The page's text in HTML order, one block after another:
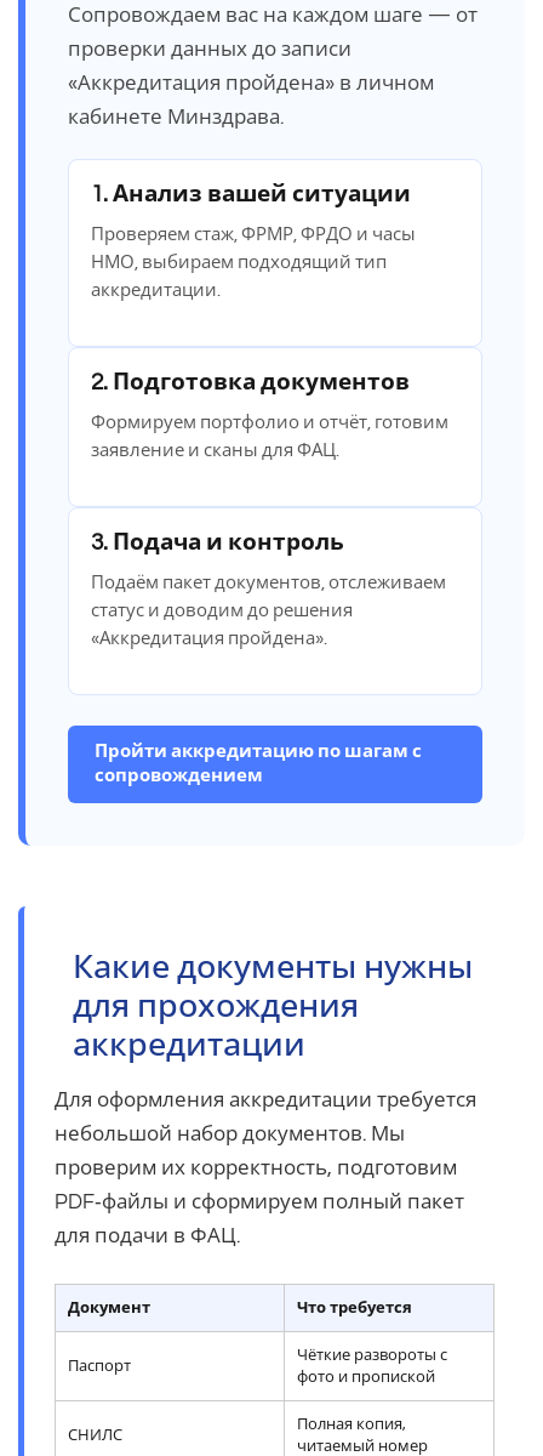
Сопровождаем вас на каждом шаге — от
проверки данных до записи
«Аккредитация пройдена» в личном
кабинете Минздрава.
1. Анализ вашей ситуации
Проверяем стаж, ФРМР, ФРДО и часы
НМО, выбираем подходящий тип
аккредитации.
2. Подготовка документов
Формируем портфолио и отчёт, готовим
заявление и сканы для ФАЦ.
3. Подача и контроль
Подаём пакет документов, отслеживаем
статус и доводим до решения
«Аккредитация пройдена».
Пройти аккредитацию по шагам с
сопровождением
Какие документы нужны
для прохождения
аккредитации
Для оформления аккредитации требуется
небольшой набор документов. Мы
проверим их корректность, подготовим
PDF‑файлы и сформируем полный пакет
для подачи в ФАЦ.
Документ Что требуется
Паспорт
Чёткие развороты с
фото и пропиской
СНИЛС
Полная копия,
читаемый номер